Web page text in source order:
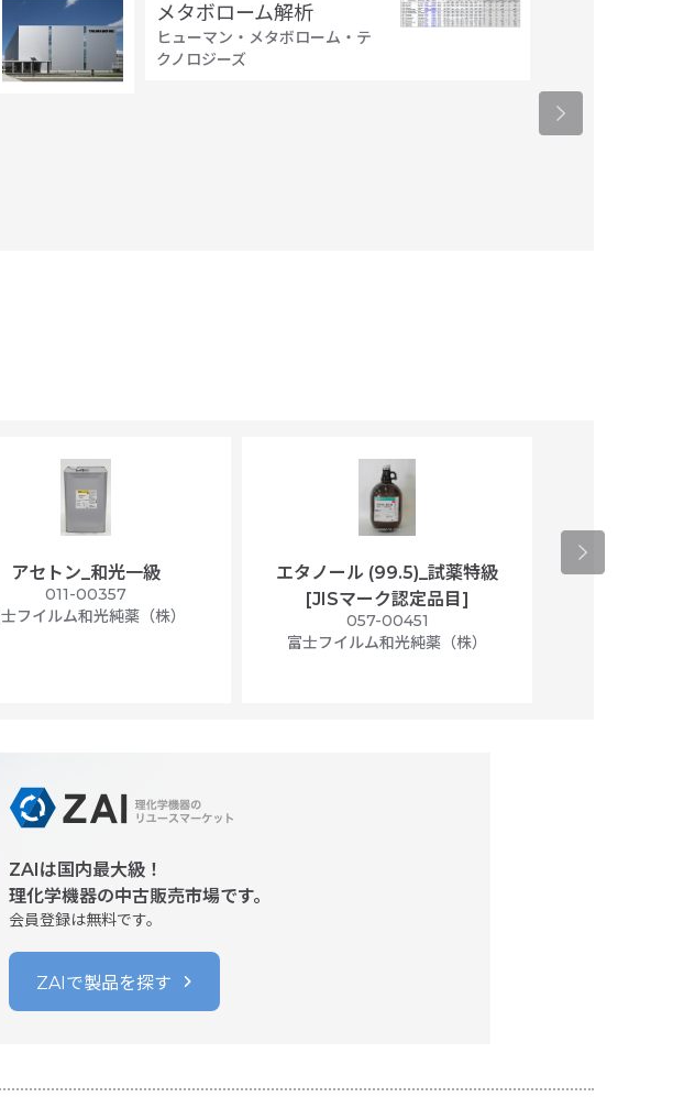
メタボローム解析
ヒューマン・メタボローム・テ
クノロジーズ
ヒューマン・メ
クノロジーズ
アセトン_和光一級
011-00357
フイルム和光純薬（株）
エタノール (99.5)_試薬特級
[JISマーク認定品目]
057-00451
富士フイルム和光純薬（株）
アセトニト
ZAIは国内最大級！
理化学機器の中古販売市場です。
会員登録は無料です。
ZAIで製品を探す